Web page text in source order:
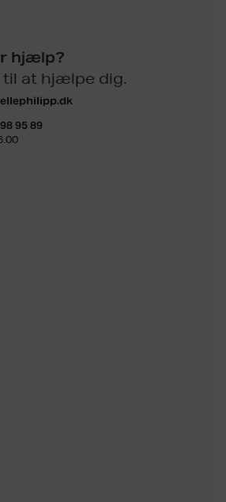
hjælp?
til at hjælpe dig.
95 89